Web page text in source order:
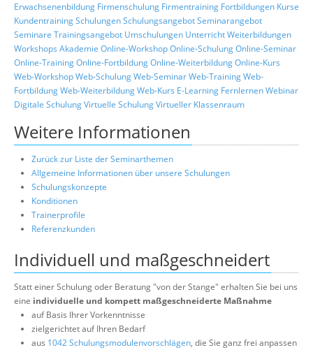
Erwachsenenbildung Firmenschulung Firmentraining Fortbildungen Kurse
KundentrainingSchulungenSchulungsangebotSeminarangebot
Seminare Trainingsangebot Umschulungen UnterrichtWeiterbildungen
Workshops Akademie Online-WorkshopOnline-SchulungOnline-Seminar
Online-TrainingOnline-FortbildungOnline-WeiterbildungOnline-Kurs
Web-WorkshopWeb-SchulungWeb-SeminarWeb-TrainingWeb-
FortbildungWeb-WeiterbildungWeb-Kurs E-Learning FernlernenWebinar
Digitale SchulungVirtuelle SchulungVirtueller Klassenraum
Weitere Informationen
Zurück zur Liste der Seminarthemen
Allgemeine Informationen über unsere Schulungen
Schulungskonzepte
Konditionen
Trainerprofile
Referenzkunden
Individuell und maßgeschneidert
Statt einer Schulung oder Beratung "von der Stange" erhalten Sie bei uns
eine individuelle und kompett maßgeschneiderte Maßnahme
auf Basis Ihrer Vorkenntnisse
zielgerichtet auf Ihren Bedarf
aus 1042 Schulungsmodulenvorschlägen, die Sie ganz frei anpassen